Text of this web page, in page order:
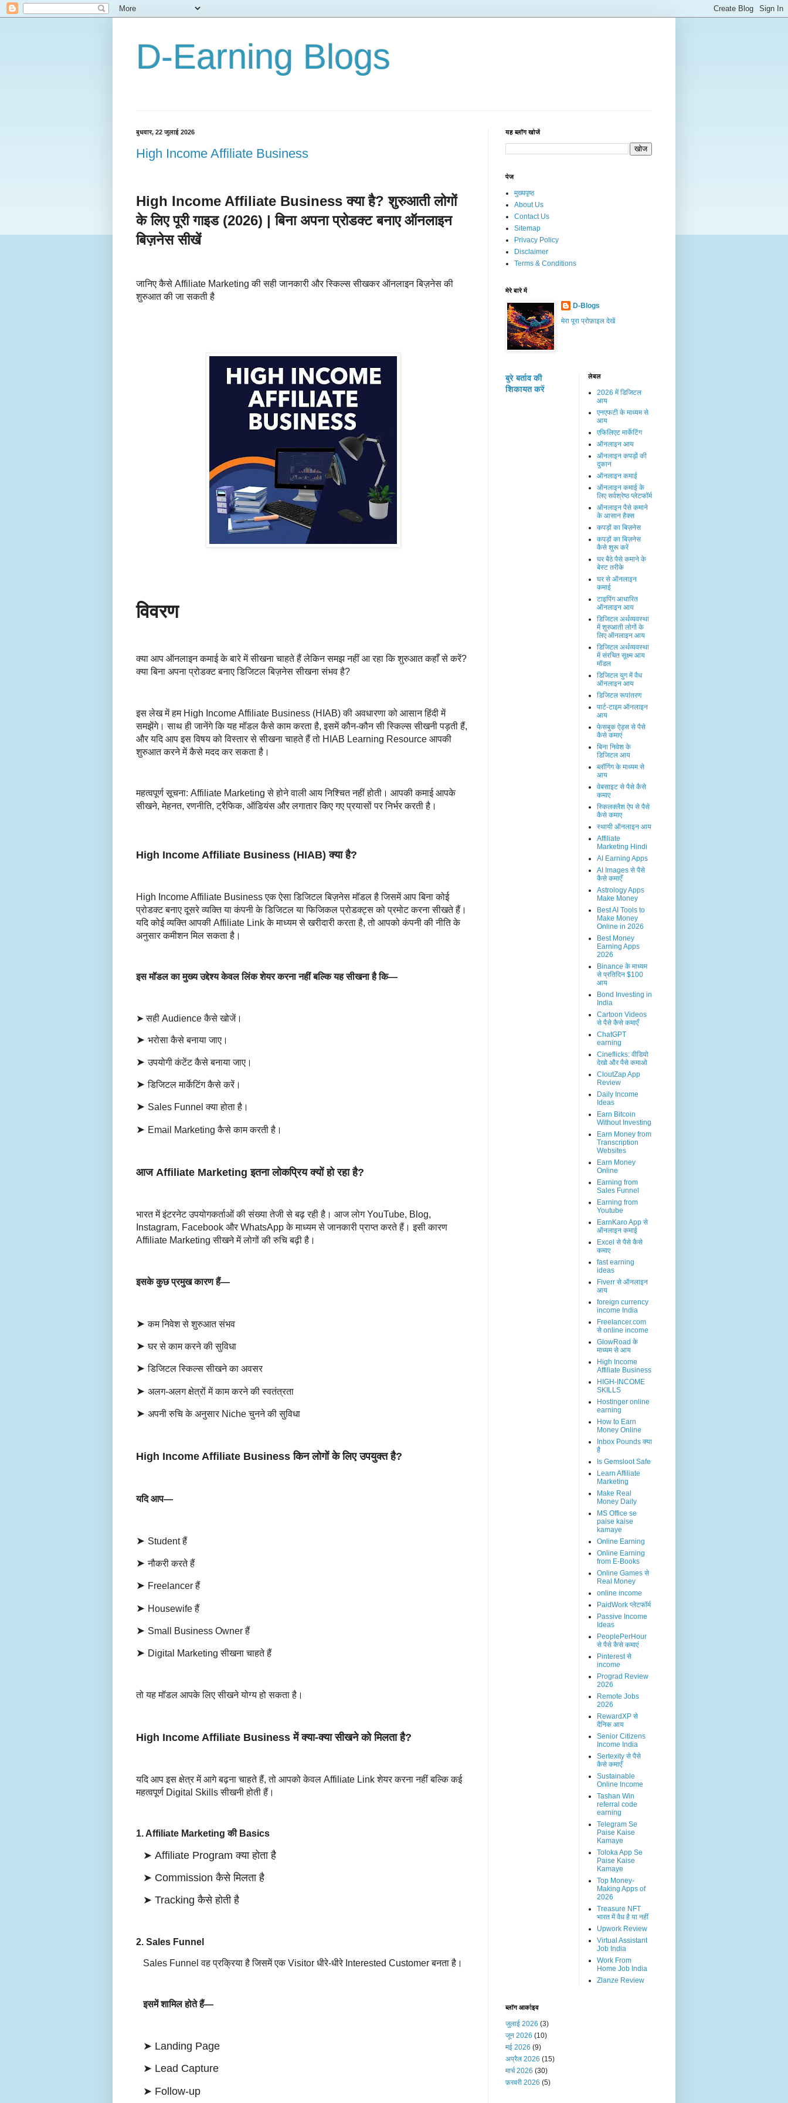
D-Earning Blogs
बुधवार, 22 जुलाई 2026
High Income Affiliate Business
High Income Affiliate Business क्या है? शुरुआती लोगों
के लिए पूरी गाइड (2026) | बिना अपना प्रोडक्ट बनाए ऑनलाइन
बिज़नेस सीखें
जानिए कैसे Affiliate Marketing की सही जानकारी और स्किल्स सीखकर ऑनलाइन बिज़नेस की
शुरुआत की जा सकती है
विवरण
क्या आप ऑनलाइन कमाई के बारे में सीखना चाहते हैं लेकिन समझ नहीं आ रहा कि शुरुआत कहाँ से करें?
क्या बिना अपना प्रोडक्ट बनाए डिजिटल बिज़नेस सीखना संभव है?
इस लेख में हम High Income Affiliate Business (HIAB) की अवधारणा को आसान हिंदी में
समझेंगे। साथ ही जानेंगे कि यह मॉडल कैसे काम करता है, इसमें कौन-कौन सी स्किल्स सीखनी पड़ती हैं,
और यदि आप इस विषय को विस्तार से सीखना चाहते हैं तो HIAB Learning Resource आपकी
शुरुआत करने में कैसे मदद कर सकता है।
महत्वपूर्ण सूचना: Affiliate Marketing से होने वाली आय निश्चित नहीं होती। आपकी कमाई आपके
सीखने, मेहनत, रणनीति, ट्रैफिक, ऑडियंस और लगातार किए गए प्रयासों पर निर्भर करती है।
High Income Affiliate Business (HIAB) क्या है?
High Income Affiliate Business एक ऐसा डिजिटल बिज़नेस मॉडल है जिसमें आप बिना कोई
प्रोडक्ट बनाए दूसरे व्यक्ति या कंपनी के डिजिटल या फिजिकल प्रोडक्ट्स को प्रमोट करना सीखते हैं।
यदि कोई व्यक्ति आपकी Affiliate Link के माध्यम से खरीदारी करता है, तो आपको कंपनी की नीति के
अनुसार कमीशन मिल सकता है।
इस मॉडल का मुख्य उद्देश्य केवल लिंक शेयर करना नहीं बल्कि यह सीखना है कि—
➤ सही Audience कैसे खोजें।
➤ भरोसा कैसे बनाया जाए।
➤उपयोगी कंटेंट कैसे बनाया जाए।
➤डिजिटल मार्केटिंग कैसे करें।
➤ Sales Funnel क्या होता है।
➤ Email Marketing कैसे काम करती है।
आज Affiliate Marketing इतना लोकप्रिय क्यों हो रहा है?
भारत में इंटरनेट उपयोगकर्ताओं की संख्या तेजी से बढ़ रही है। आज लोग YouTube, Blog,
Instagram, Facebook और WhatsApp के माध्यम से जानकारी प्राप्त करते हैं। इसी कारण
Affiliate Marketing सीखने में लोगों की रुचि बढ़ी है।
इसके कुछ प्रमुख कारण हैं—
➤कम निवेश से शुरुआत संभव
➤घर से काम करने की सुविधा
➤डिजिटल स्किल्स सीखने का अवसर
➤ अलग-अलग क्षेत्रों में काम करने की स्वतंत्रता
➤ अपनी रुचि के अनुसार Niche चुनने की सुविधा
High Income Affiliate Business किन लोगों के लिए उपयुक्त है?
यदि आप—
➤ Student हैं
➤नौकरी करते हैं
➤ Freelancer हैं
➤ Housewife हैं
➤ Small Business Owner हैं
➤ Digital Marketing सीखना चाहते हैं
तो यह मॉडल आपके लिए सीखने योग्य हो सकता है।
High Income Affiliate Business में क्या-क्या सीखने को मिलता है?
यदि आप इस क्षेत्र में आगे बढ़ना चाहते हैं, तो आपको केवल Affiliate Link शेयर करना नहीं बल्कि कई
महत्वपूर्ण Digital Skills सीखनी होती हैं।
1. Affiliate Marketing की Basics
➤ Affiliate Program क्या होता है
➤ Commission कैसे मिलता है
➤ Tracking कैसे होती है
2. Sales Funnel
Sales Funnel वह प्रक्रिया है जिसमें एक Visitor धीरे-धीरे Interested Customer बनता है।
इसमें शामिल होते हैं—
➤ Landing Page
➤ Lead Capture
➤ Follow-up
यह ब्लॉग खोजें
पेज
मुख्यपृष्ठ
About Us
Contact Us
Sitemap
Privacy Policy
Disclaimer
Terms & Conditions
मेरे बारे में
D-Blogs
मेरा पूरा प्रोफ़ाइल देखें
बुरे बर्ताव की
शिकायत करें
लेबल
2026 में डिजिटल
आय
एनएफटी के माध्यम से
आय
एफिलिएट मार्केटिंग
ऑनलाइन आय
ऑनलाइन कपड़ों की
दुकान
ऑनलाइन कमाई
ऑनलाइन कमाई के
लिए सर्वश्रेष्ठ प्लेटफॉर्म
ऑनलाइन पैसे कमाने
के आसान हैक्स
कपड़ों का बिज़नेस
कपड़ों का बिज़नेस
कैसे शुरू करें
घर बैठे पैसे कमाने के
बेस्ट तरीके
घर से ऑनलाइन
कमाई
टाइपिंग आधारित
ऑनलाइन आय
डिजिटल अर्थव्यवस्था
में शुरुआती लोगों के
लिए ऑनलाइन आय
डिजिटल अर्थव्यवस्था
में संरचित सूक्ष्म आय
मॉडल
डिजिटल युग में वैध
ऑनलाइन आय
डिजिटल रूपांतरण
पार्ट-टाइम ऑनलाइन
आय
फेसबुक ऐड्स से पैसे
कैसे कमाएं
बिना निवेश के
डिजिटल आय
ब्लॉगिंग के माध्यम से
आय
वेबसाइट से पैसे कैसे
कमाए
स्किलक्लैश ऐप से पैसे
कैसे कमाए
स्थायी ऑनलाइन आय
Affiliate
Marketing Hindi
AI Earning Apps
AI Images से पैसे
कैसे कमाएँ
Astrology Apps
Make Money
Best AI Tools to
Make Money
Online in 2026
Best Money
Earning Apps
2026
Binance के माध्यम
से प्रतिदिन $100
आय
Bond Investing in
India
Cartoon Videos
से पैसे कैसे कमाएँ
ChatGPT
earning
Cineflicks: वीडियो
देखो और पैसे कमाओ
CloutZap App
Review
Daily Income
Ideas
Earn Bitcoin
Without Investing
Earn Money from
Transcription
Websites
Earn Money
Online
Earning from
Sales Funnel
Earning from
Youtube
EarnKaro App से
ऑनलाइन कमाई
Excel से पैसे कैसे
कमाए
fast earning
ideas
Fiverr से ऑनलाइन
आय
foreign currency
income India
Freelancer.com
से online income
GlowRoad के
माध्यम से आय
High Income
Affiliate Business
HIGH-INCOME
SKILLS
Hostinger online
earning
How to Earn
Money Online
Inbox Pounds क्या
है
Is Gemsloot Safe
Learn Affiliate
Marketing
Make Real
Money Daily
MS Office se
paise kaise
kamaye
Online Earning
Online Earning
from E-Books
Online Games से
Real Money
online income
PaidWork प्लेटफॉर्म
Passive Income
Ideas
PeoplePerHour
से पैसे कैसे कमाएं
Pinterest से
income
Prograd Review
2026
Remote Jobs
2026
RewardXP से
दैनिक आय
Senior Citizens
Income India
Sertexity से पैसे
कैसे कमाएँ
Sustainable
Online Income
Tashan Win
referral code
earning
Telegram Se
Paise Kaise
Kamaye
Toloka App Se
Paise Kaise
Kamaye
Top Money-
Making Apps of
2026
Treasure NFT
भारत में वैध है या नहीं
Upwork Review
Virtual Assistant
Job India
Work From
Home Job India
Zlanze Review
ब्लॉग आर्काइव
जुलाई 2026 (3)
जून 2026 (10)
मई 2026 (9)
अप्रैल 2026 (15)
मार्च 2026 (30)
फ़रवरी 2026 (5)